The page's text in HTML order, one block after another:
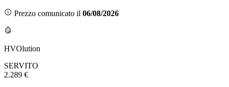
Prezzo comunicato il 06/08/2026
HVOlution
SERVITO
2.289 €